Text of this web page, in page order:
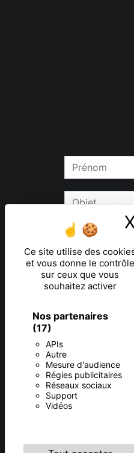
Ce site utilise des
et vous donne le contrôle
sur ceux que vous
souhaitez activer
Nos partenaires
(17)
APIs
Autre
Mesure d'audience
Régies publicitaires
Réseaux sociaux
Support
Vidéos
En
** Les données
rectification,
contrôle, ainsi
demandé.